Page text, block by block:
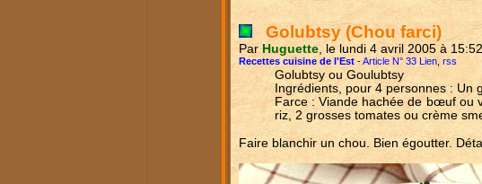
Golubtsy (Chou farci)
Par Huguette , le lundi 4 avril 2005 à 15:52
Recettes cuisine de l'Est -Article N° 33 Lien rss
Golubtsy ou Goulubtsy
Ingrédients, pour 4 personnes : Un
Farce : Viande hachée de bœuf ou
riz, 2 grosses tomates ou crème
Faire blanchir un chou. Bien égoutter.